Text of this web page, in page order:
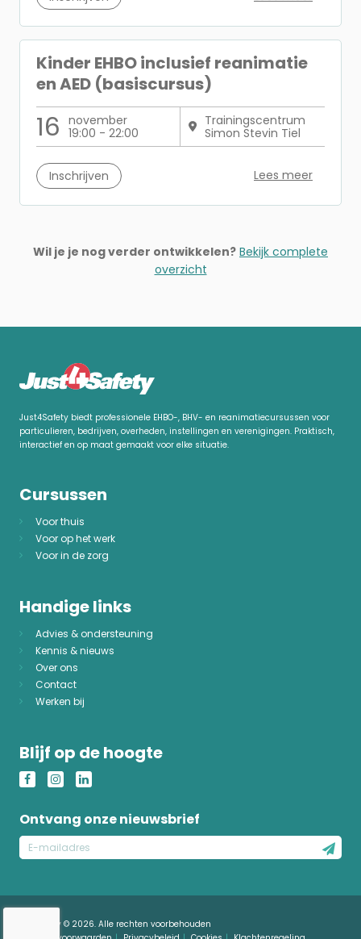
Kinder EHBO inclusief reanimatie
en AED (basiscursus)
16 november
19:00 - 22:00
Trainingscentrum
Simon Stevin Tiel
Inschrijven Lees meer
Wil je je nog verder ontwikkelen? Bekijk complete
overzicht
Just4Safety biedt professionele EHBO-, BHV- en reanimatiecursussen voor
particulieren, bedrijven, overheden, instellingen en verenigingen. Praktisch,
interactief en op maat gemaakt voor elke situatie.
Cursussen
Voor thuis
Voor op het werk
Voor in de zorg
Handige links
Advies & ondersteuning
Kennis & nieuws
Over ons
Contact
Werken bij
Blijf op de hoogte
Ontvang onze nieuwsbrief
E-
mailadres
Just4Safety © 2026. Alle rechten voorbehouden